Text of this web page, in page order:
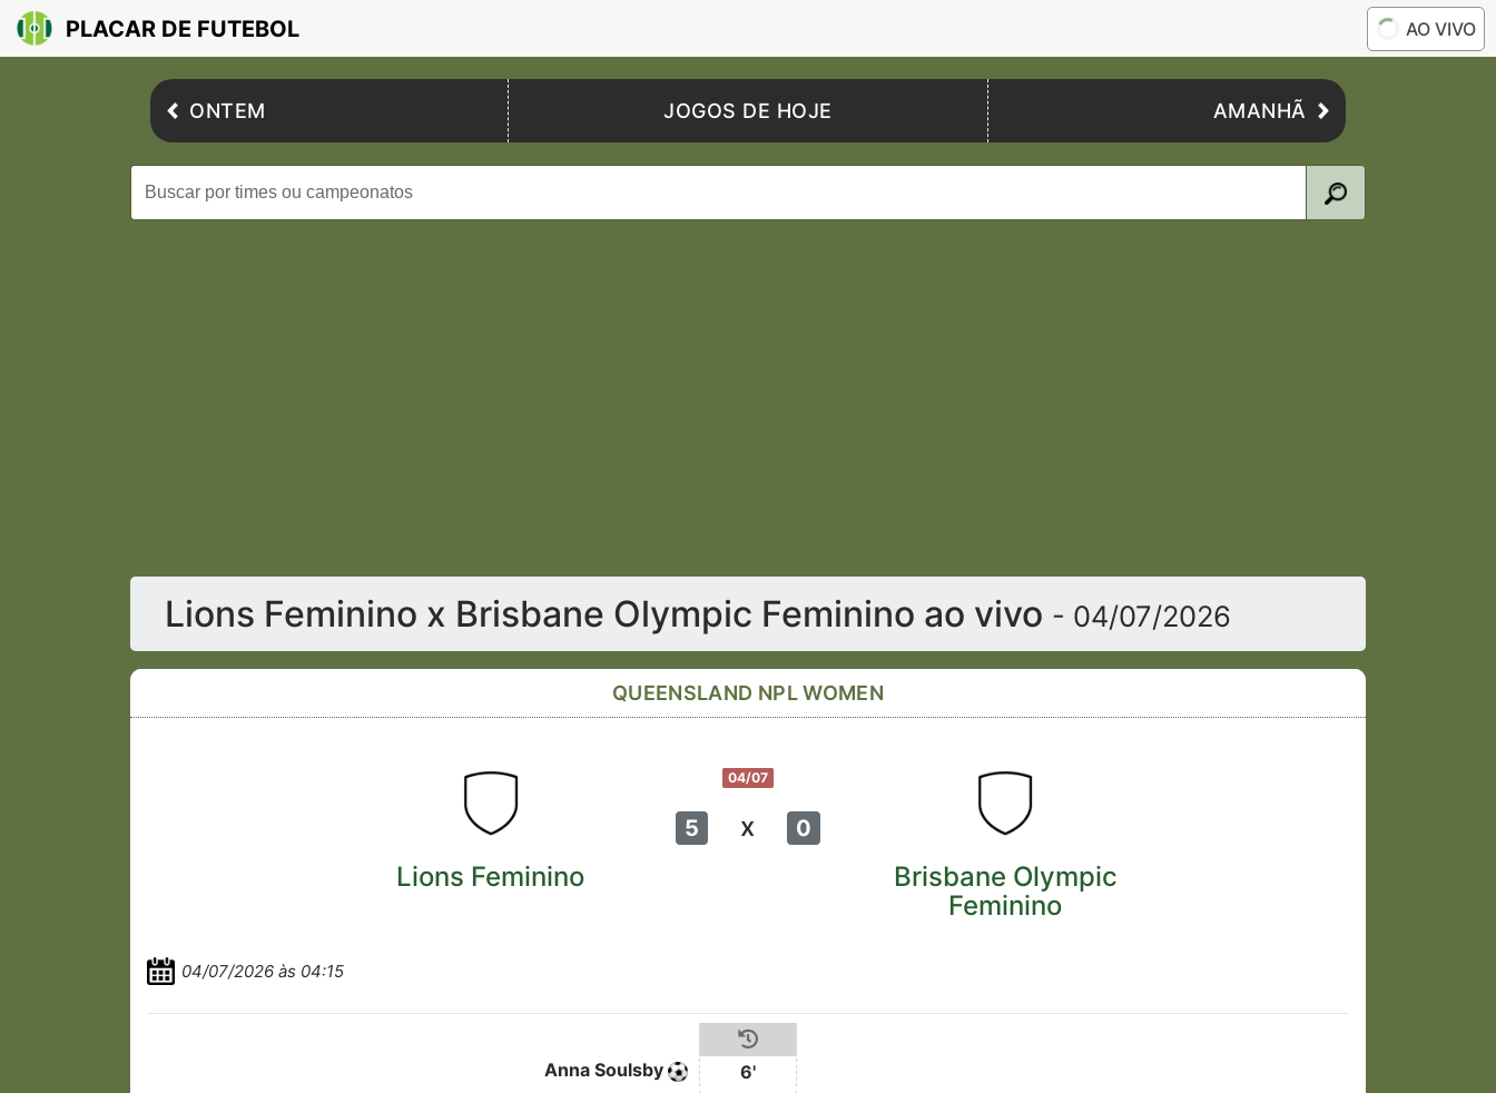
PLACAR DE FUTEBOL AO VIVO
ONTEM JOGOS DE HOJE AMANHÃ
Lions Feminino x Brisbane Olympic Feminino ao vivo - 04/07/2026
QUEENSLAND NPL WOMEN
04/07
5 x 0
Lions Feminino
Brisbane Olympic
Feminino
04/07/2026 às 04:15
Anna Soulsby
6'